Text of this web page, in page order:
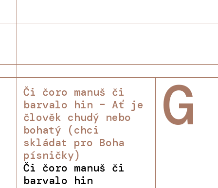
Či čoro manuš či
barvalo hin – Ať je
člověk chudý nebo
bohatý (chci
skládat pro Boha
písničky)
Či čoro manuš či
barvalo hin
G